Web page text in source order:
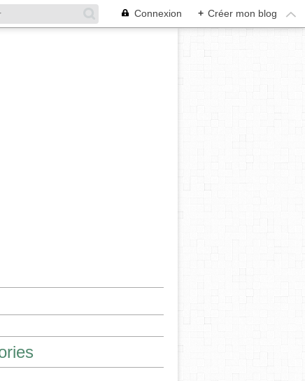
Connexion + Créer mon blog